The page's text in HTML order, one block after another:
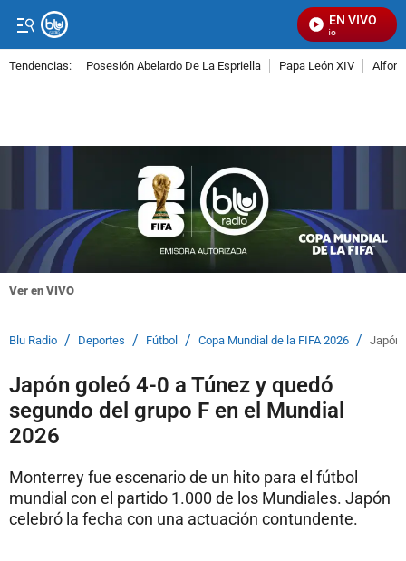
EN VIVO
Tendencias: Posesión Abelardo De La Espriella Papa León XIV
Ver en VIVO
Blu Radio / Deportes / Fútbol / Copa Mundial de la FIFA 2026 / Japón
Japón goleó 4-0 a Túnez y quedó
segundo del grupo F en el Mundial
2026
Monterrey fue escenario de un hito para el fútbol
mundial con el partido 1.000 de los Mundiales. Japón
celebró la fecha con una actuación contundente.